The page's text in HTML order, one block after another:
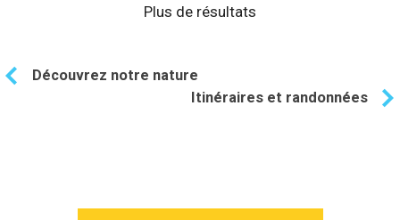
Plus de résultats
Découvrez notre nature
Itinéraires et randonnées